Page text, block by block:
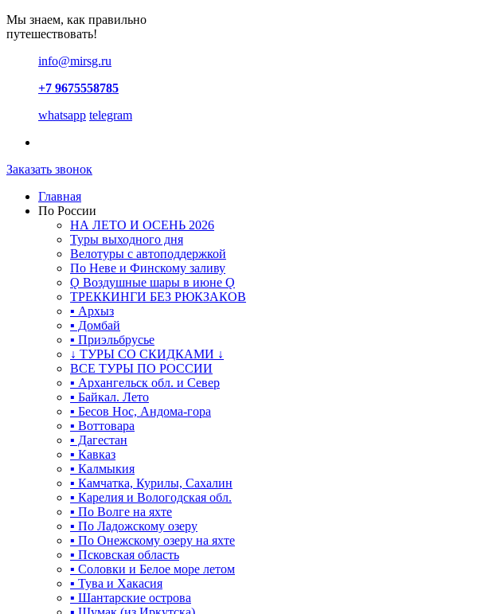
Мы знаем, как правильно
путешествовать!
info@mirsg.ru
+7 9675558785
whatsapp telegram
Заказать звонок
Главная
По России
НА ЛЕТО И ОСЕНЬ 2026
Туры выходного дня
Велотуры с автоподдержкой
По Неве и Финскому заливу
Ǫ Воздушные шары в июне Ǫ
ТРЕККИНГИ БЕЗ РЮКЗАКОВ
▪ Архыз
▪ Домбай
▪ Приэльбрусье
↓ ТУРЫ СО СКИДКАМИ ↓
ВСЕ ТУРЫ ПО РОССИИ
▪ Архангельск обл. и Север
▪ Байкал. Лето
▪ Бесов Нос, Андома-гора
▪ Воттовара
▪ Дагестан
▪ Кавказ
▪ Калмыкия
▪ Камчатка, Курилы, Сахалин
▪ Карелия и Вологодская обл.
▪ По Волге на яхте
▪ По Ладожскому озеру
▪ По Онежскому озеру на яхте
▪ Псковская область
▪ Соловки и Белое море летом
▪ Тува и Хакасия
▪ Шантарские острова